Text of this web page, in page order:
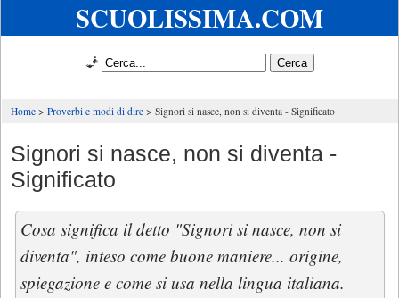
SCUOLISSIMA.COM
🧞
Home Proverbi e modi di dire Signori si nasce, non si diventa - Significato
Signori si nasce, non si diventa -
Significato
Cosa significa il detto "Signori si nasce, non si
diventa", inteso come buone maniere... origine,
spiegazione e come si usa nella lingua italiana.